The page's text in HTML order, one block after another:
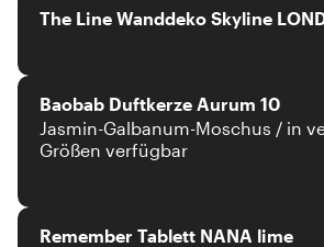
The Line Wanddeko Skyline
Baobab Duftkerze Aurum 10
Jasmin-Galbanum-Moschus / in
Größen verfügbar
Remember Tablett NANA lime